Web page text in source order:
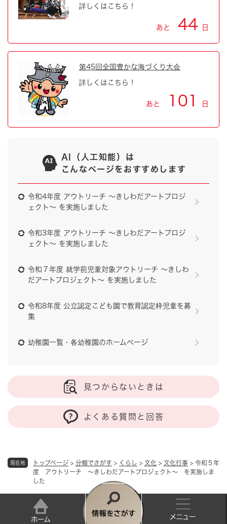
情
現在地 トップページ > 分類でさがす > くらし > 文化 > 文化行事 > 令和５年
度 アウトリーチ ～きしわだアートプロジェクト～ を実施しま
した
詳しくはこちら！
あと 44 日
第45回全国豊かな海づくり大会
詳しくはこちら！
あと 101 日
AI（人工知能）は
こんなページをおすすめします
令和4年度 アウトリーチ ～きしわだアートプロジ
ェクト～ を実施しました
令和3年度 アウトリーチ ～きしわだアートプロジ
ェクト～ を実施しました
令和７年度 就学前児童対象アウトリーチ ～きしわ
だアートプロジェクト～ を実施しました
令和8年度 公立認定こども園で教育認定枠児童を募
集
幼稚園一覧・各幼稚園のホームページ
見つからないときは
よくある質問と回答